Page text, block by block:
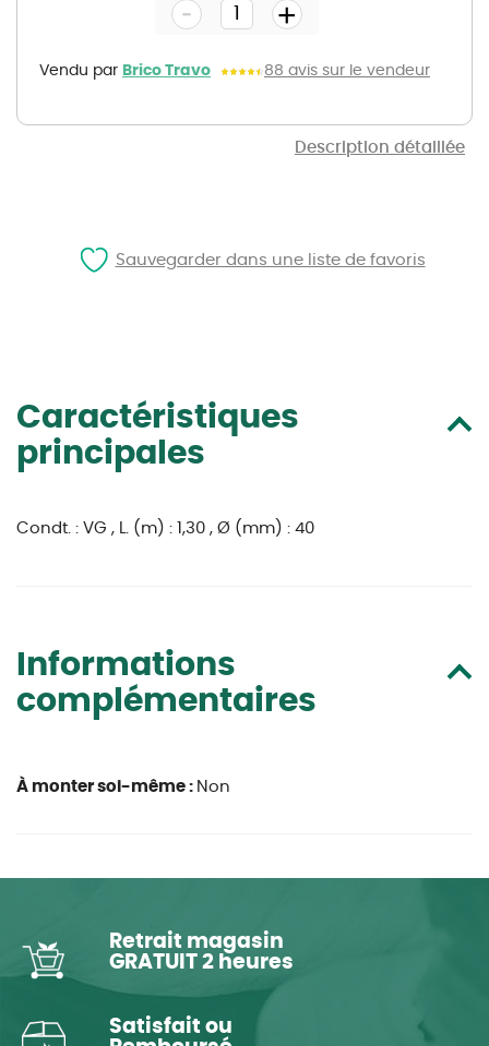
Description détaillée
gallery
Vendu par Brico Travo 88 avis sur le vendeur
- +
Caractéristiques
principales
Condt. : VG , L. (m) : 1,30 , Ø (mm) : 40
Informations
complémentaires
À monter soi-même : Non
Sauvegarder dans une liste de favoris
Retrait magasin
GRATUIT 2 heures
Satisfait ou